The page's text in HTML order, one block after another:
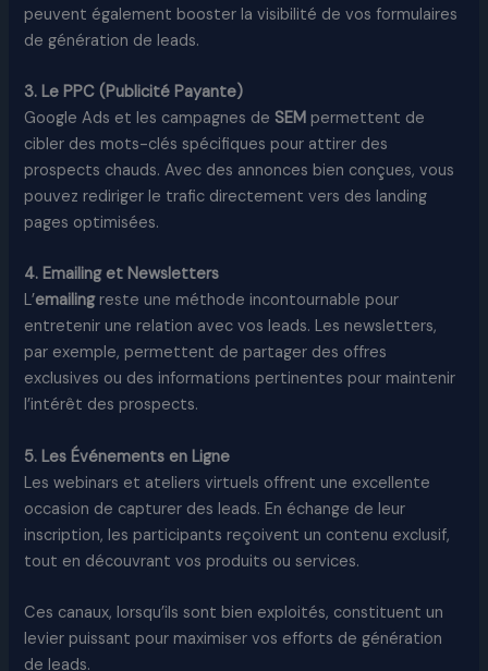
peuvent également booster la visibilité de vos formulaires
de génération de leads.
3. Le PPC (Publicité Payante)
Google Ads et les campagnes de SEM permettent de
cibler des mots-clés spécifiques pour attirer des
prospects chauds. Avec des annonces bien conçues, vous
pouvez rediriger le trafic directement vers des landing
pages optimisées.
4. Emailing et Newsletters
L’emailingreste une méthode incontournable pour
entretenir une relation avec vos leads. Les newsletters,
par exemple, permettent de partager des offres
exclusives ou des informations pertinentes pour maintenir
l’intérêt des prospects.
5. Les Événements en Ligne
Les webinars et ateliers virtuels offrent une excellente
occasion de capturer des leads. En échange de leur
inscription, les participants reçoivent un contenu exclusif,
tout en découvrant vos produits ou services.
Ces canaux, lorsqu’ils sont bien exploités, constituent un
levier puissant pour maximiser vos efforts de génération
de leads.